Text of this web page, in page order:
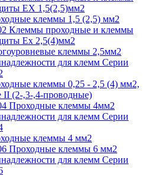
EX 1,5(2,5)мм2
клеммы 1,5 (2,5) мм2
Клеммы проходные и клеммы
Ex 2,5(4)мм2
клеммы 2,5мм2
для клемм Серии
клеммы 0,25 - 2,5 (4) мм2,
II (2-,3-,4-проводные)
Проходные клеммы 4мм2
для клемм Серии
клеммы 4 мм2
Проходные клеммы 6 мм2
для клемм Серии